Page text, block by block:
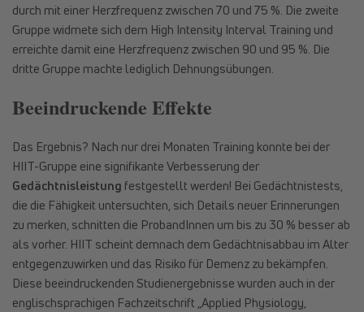
durch mit einer Herzfrequenz zwischen 70 und 75 %. Die zweite
Gruppe widmete sich dem High Intensity Interval Training und
erreichte damit eine Herzfrequenz zwischen 90 und 95 %. Die
dritte Gruppe machte lediglich Dehnungsübungen.
Beeindruckende Effekte
Das Ergebnis? Nach nur drei Monaten Training konnte bei der
HIIT-Gruppe eine signifikante Verbesserung der
Gedächtnisleistung festgestellt werden! Bei Gedächtnistests,
die die Fähigkeit untersuchten, sich Details neuer Erinnerungen
zu merken, schnitten die ProbandInnen um bis zu 30 % besser ab
als vorher. HIIT scheint demnach dem Gedächtnisabbau im Alter
entgegenzuwirken und das Risiko für Demenz zu bekämpfen.
Diese beeindruckenden Studienergebnisse wurden auch in der
englischsprachigen Fachzeitschrift „Applied Physiology,